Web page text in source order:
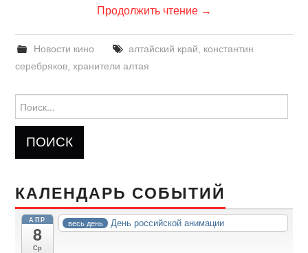
Продолжить чтение →
Новости кино алтайский край
константин
серебряков ,хранители алтая
КАЛЕНДАРЬ СОБЫТИЙ
АПР
8
Ср
весь день День российской анимации